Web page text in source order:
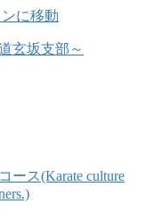
に移動
ース(Karate culture